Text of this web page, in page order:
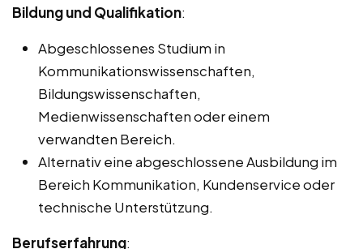
Bildung und Qualifikation:
Abgeschlossenes Studium in
Kommunikationswissenschaften,
Bildungswissenschaften,
Medienwissenschaften oder einem
verwandten Bereich.
Alternativ eine abgeschlossene Ausbildung im
Bereich Kommunikation, Kundenservice oder
technische Unterstützung.
Berufserfahrung: